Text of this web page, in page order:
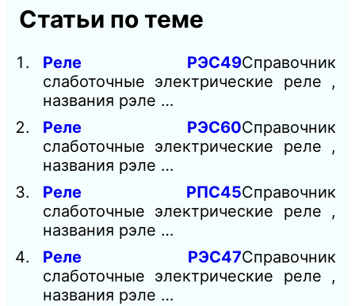
Статьи по теме
Реле РЭС49Справочник
слаботочные электрические реле ,
названия рэле …
Реле РЭС60Справочник
слаботочные электрические реле ,
названия рэле …
Реле РПС45Справочник
слаботочные электрические реле ,
названия рэле …
Реле РЭС47Справочник
слаботочные электрические реле ,
названия рэле …